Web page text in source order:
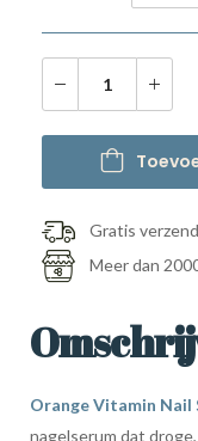
Gratis
Meer dan
Orange Vitamin Nail
nagelserum dat